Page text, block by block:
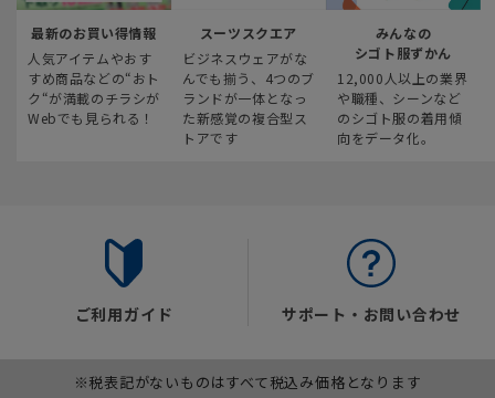
最新のお買い得情報
人気アイテムやおす
すめ商品などの“おト
ク“が満載のチラシが
Webでも見られる！
スーツスクエア
ビジネスウェアがな
んでも揃う、4つのブ
ランドが一体となっ
た新感覚の複合型ス
トアです
みんなの
シゴト服ずかん
12,000人以上の業界
や職種、シーンなど
のシゴト服の着用傾
向をデータ化。
ご利用ガイド サポート・お問い合わせ
※税表記がないものはすべて税込み価格となります